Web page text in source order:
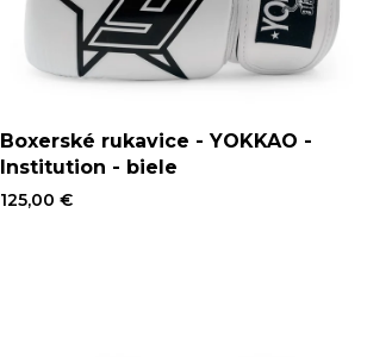
Boxerské rukavice - YOKKAO -
Institution - biele
125,00 €